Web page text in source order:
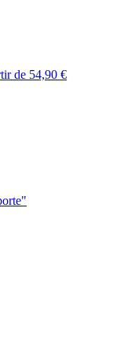
de 54,90 €